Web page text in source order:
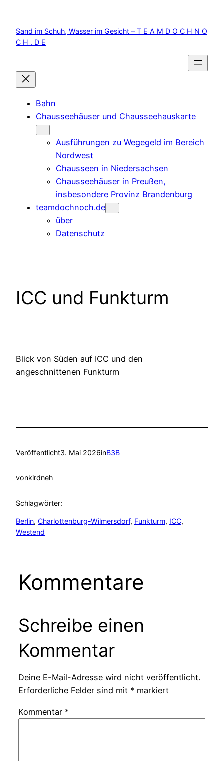
springen
Sand im Schuh, Wasser im Gesicht – T E A M D O C H N O
C H . D E
Bahn
Chausseehäuser und Chausseehauskarte
Ausführungen zu Wegegeld im Bereich
Nordwest
Chausseen in Niedersachsen
Chausseehäuser in Preußen,
insbesondere Provinz Brandenburg
teamdochnoch.de
über
Datenschutz
ICC und Funkturm
Blick von Süden auf ICC und den
angeschnittenen Funkturm
Veröffentlicht3. Mai 2026inB3B
vonkirdneh
Schlagwörter:
Berlin, Charlottenburg-Wilmersdorf, Funkturm, ICC
Westend
Kommentare
Schreibe einen
Kommentar
Deine E-Mail-Adresse wird nicht veröffentlicht.
Erforderliche Felder sind mit * markiert
Kommentar *